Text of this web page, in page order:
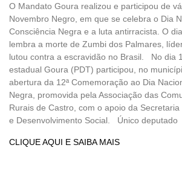
O Mandato Goura realizou e participou de
Novembro Negro, em que se celebra o Dia
Consciência Negra e a luta antirracista. O
lembra a morte de Zumbi dos Palmares,
lutou contra a escravidão no Brasil. No dia
estadual Goura (PDT) participou, no
abertura da 12ª Comemoração ao Dia
Negra, promovida pela Associação das
Rurais de Castro, com o apoio da
e Desenvolvimento Social. Único deputado
CLIQUE AQUI E SAIBA MAIS